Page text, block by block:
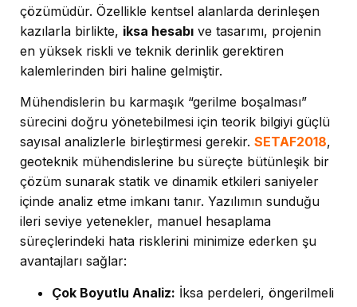
çözümüdür. Özellikle kentsel alanlarda derinleşen
kazılarla birlikte, iksa hesabı ve tasarımı, projenin
en yüksek riskli ve teknik derinlik gerektiren
kalemlerinden biri haline gelmiştir.
Mühendislerin bu karmaşık “gerilme boşalması”
sürecini doğru yönetebilmesi için teorik bilgiyi güçlü
sayısal analizlerle birleştirmesi gerekir. SETAF2018,
geoteknik mühendislerine bu süreçte bütünleşik bir
çözüm sunarak statik ve dinamik etkileri saniyeler
içinde analiz etme imkanı tanır. Yazılımın sunduğu
ileri seviye yetenekler, manuel hesaplama
süreçlerindeki hata risklerini minimize ederken şu
avantajları sağlar:
Çok Boyutlu Analiz: İksa perdeleri, öngerilmeli